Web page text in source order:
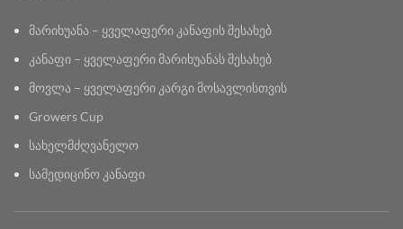
მარიხუანა – ყველაფერი კანაფის შესახებ
კანაფი – ყველაფერი მარიხუანას შესახებ
მოვლა – ყველაფერი კარგი მოსავლისთვის
Growers Cup
სახელმძღვანელო
სამედიცინო კანაფი